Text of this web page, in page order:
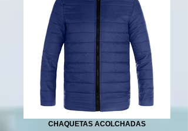
CHAQUETAS ACOLCHADAS